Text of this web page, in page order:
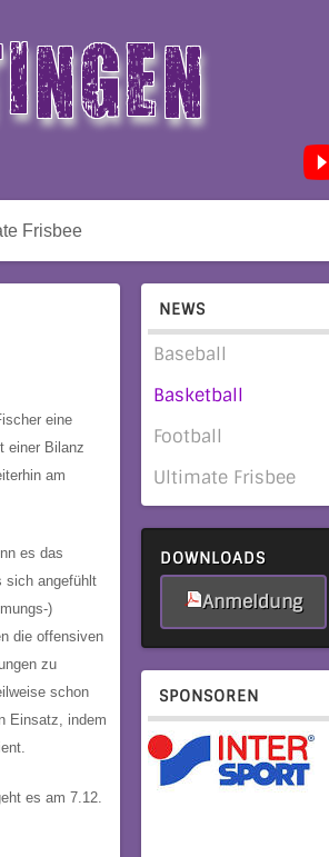
Frisbee
NEWS
Baseball
Basketball
Football
Ultimate Frisbee
DOWNLOADS
Anmeldung
SPONSOREN
eine
einer Bilanz
am
es das
sich angefühlt
)
die offensiven
zu
schon
Einsatz, indem
es am 7.12.